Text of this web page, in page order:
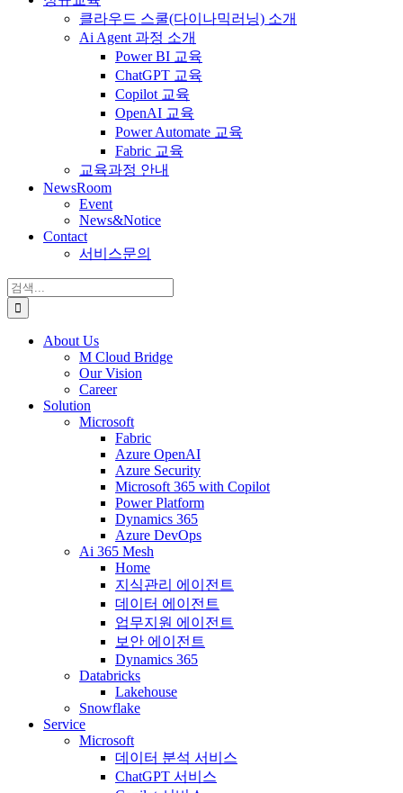
클라우드 스쿨(다이나믹러닝) 소개
Ai Agent 과정 소개
Power BI 교육
ChatGPT 교육
Copilot 교육
OpenAI 교육
Power Automate 교육
Fabric 교육
교육과정 안내
NewsRoom
Event
News&Notice
Contact
서비스문의
검
색:
About Us
M Cloud Bridge
Our Vision
Career
Solution
Microsoft
Fabric
Azure OpenAI
Azure Security
Microsoft 365 with Copilot
Power Platform
Dynamics 365
Azure DevOps
Ai 365 Mesh
Home
지식관리 에이전트
데이터 에이전트
업무지원 에이전트
보안 에이전트
Dynamics 365
Databricks
Lakehouse
Snowflake
Service
Microsoft
데이터 분석 서비스
ChatGPT 서비스